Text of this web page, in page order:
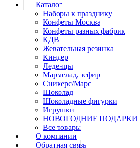
Каталог
Наборы к празднику
Конфеты Москва
Конфеты разных фабрик
КДВ
Жевательная резинка
Киндер
Леденцы
Мармелад, зефир
Сникерс/Марс
Шоколад
Шоколадные фигурки
Игрушки
НОВОГОДНИЕ ПОДАРКИ
Все товары
О компании
Обратная связь